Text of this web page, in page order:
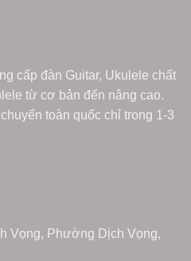
cấp đàn Guitar, Ukulele chất
từ cơ bản đến nâng cao.
toàn quốc chỉ trong 1-3
Vọng, Phường Dịch Vọng,